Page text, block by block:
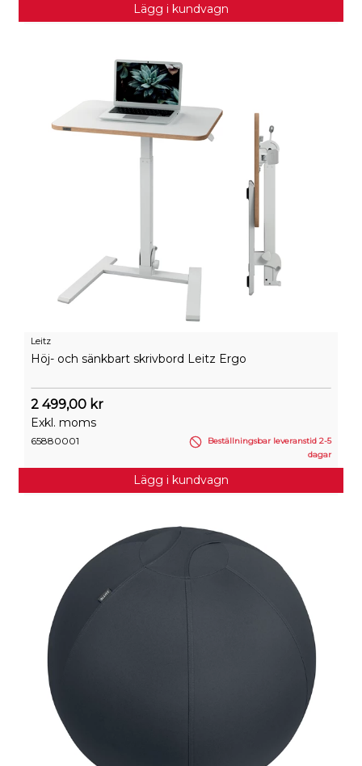
Lägg i kundvagn
Leitz
Höj- och sänkbart skrivbord Leitz Ergo
2 499,00 kr
Exkl. moms
65880001
Beställningsbar leveranstid 2-5
dagar
Lägg i kundvagn